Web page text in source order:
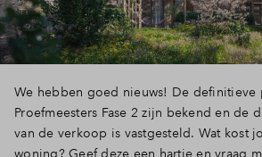
We hebben goed nieuws! De definitieve
Proefmeesters Fase 2 zijn bekend en de
van de verkoop is vastgesteld. Wat kost
woning? Geef deze een hartje en vraag